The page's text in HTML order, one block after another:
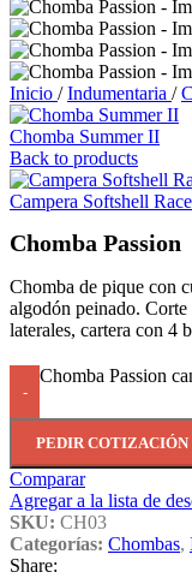
Inicio / Indumentaria /
Chomba Summer II
Back to products
Campera Softshell
Chomba Passion
Chomba de pique con
algodón peinado. Corte
laterales, cartera con 4
-
Chomba Passion
PEDIR COTIZACIÓN
Comparar
Agregar a la lista de
SKU: CH03
Categorías: Chombas,
Share: